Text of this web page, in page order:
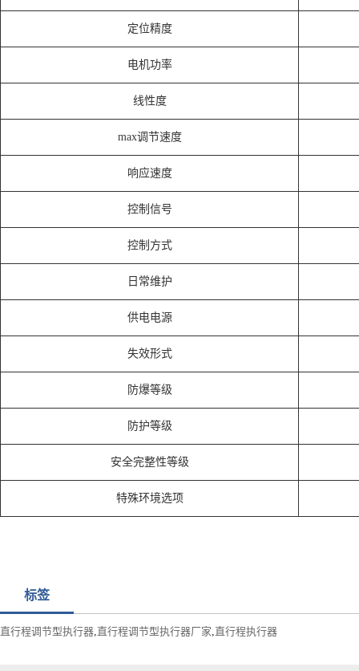
定位精度
电机功率
线性度
max调节速度
响应速度
控制信号
控制方式
日常维护
供电电源
失效形式
防爆等级
防护等级
安全完整性等级
特殊环境选项
标签
直行程调节型执行器,直行程调节型执行器厂家,直行程执行器